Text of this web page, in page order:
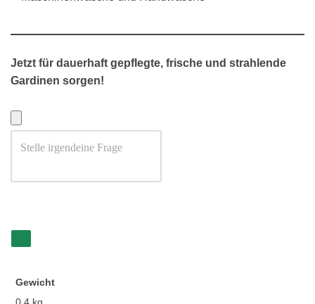
Jetzt für dauerhaft gepflegte, frische und strahlende
Gardinen sorgen!
Gewicht